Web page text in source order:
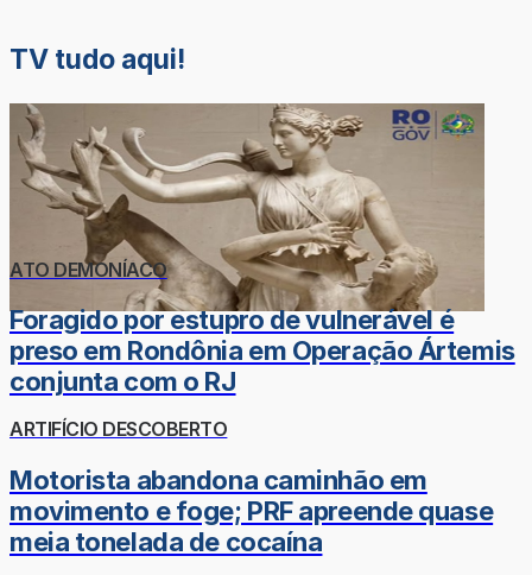
TV tudo aqui!
ATO DEMONÍACO
Foragido por estupro de vulnerável é
preso em Rondônia em Operação Ártemis
conjunta com o RJ
ARTIFÍCIO DESCOBERTO
Motorista abandona caminhão em
movimento e foge; PRF apreende quase
meia tonelada de cocaína